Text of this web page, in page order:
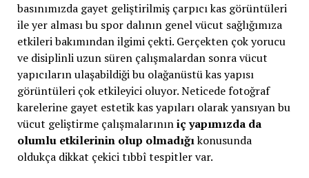
basınımızda gayet geliştirilmiş çarpıcı kas görüntüleri
ile yer alması bu spor dalının genel vücut sağlığımıza
etkileri bakımından ilgimi çekti. Gerçekten çok yorucu
ve disiplinli uzun süren çalışmalardan sonra vücut
yapıcıların ulaşabildiği bu olağanüstü kas yapısı
görüntüleri çok etkileyici oluyor. Neticede fotoğraf
karelerine gayet estetik kas yapıları olarak yansıyan bu
vücut geliştirme çalışmalarınıniç yapımızda da
olumlu etkilerinin olup olmadığıkonusunda
oldukça dikkat çekici tıbbî tespitler var.